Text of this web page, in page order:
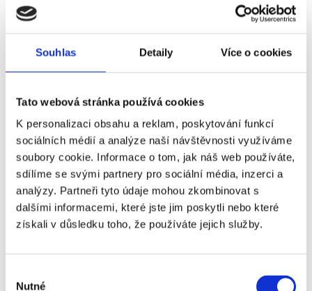
Souhlas Detaily Více o cookies
Tato webová stránka používá cookies
K personalizaci obsahu a reklam, poskytování funkcí
sociálních médií a analýze naší návštěvnosti využíváme
soubory cookie. Informace o tom, jak náš web používáte,
sdílíme se svými partnery pro sociální média, inzerci a
analýzy. Partneři tyto údaje mohou zkombinovat s
dalšími informacemi, které jste jim poskytli nebo které
získali v důsledku toho, že používáte jejich služby.
Nutné
funkce
parkování sklep výtah
cena
49 000 Kč